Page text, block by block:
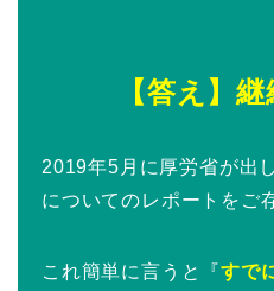
【答え】
2019年5月に厚労省が出
についてのレポートをご
これ簡単に言うと『すで